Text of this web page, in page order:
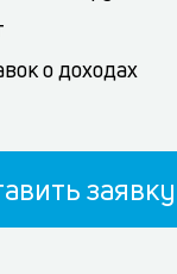
о доходах
заявку